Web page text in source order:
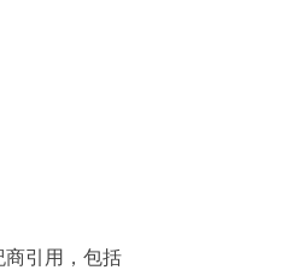
引用，包括